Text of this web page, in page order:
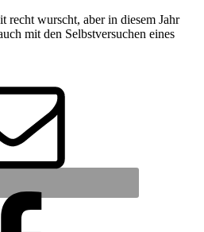
recht wurscht, aber in diesem Jahr
mit den Selbstversuchen eines